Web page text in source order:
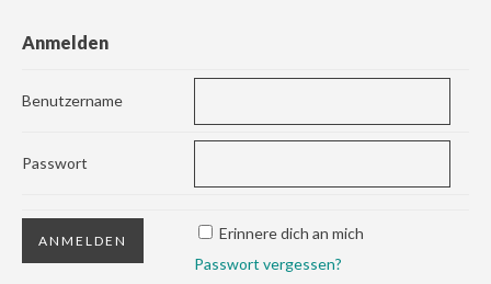
Anmelden
Benutzername
Passwort
Erinnere dich an mich
Passwort vergessen?